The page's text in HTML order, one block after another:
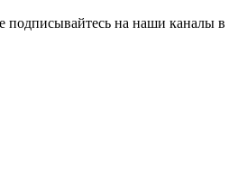
подписывайтесь на наши каналы в